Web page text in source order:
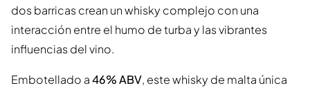
dos barricas crean un whisky complejo con una
interacción entre el humo de turba y las vibrantes
influencias del vino.
Embotellado a46% ABV, este whisky de malta única